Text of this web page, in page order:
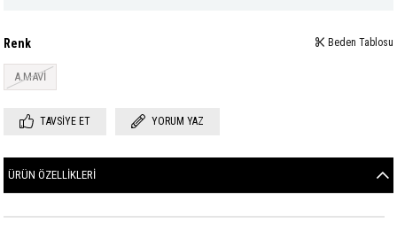
Renk
A.MAVİ
Beden Tablosu
TAVSIYE ET YORUM YAZ
ÜRÜN ÖZELLIKLERI